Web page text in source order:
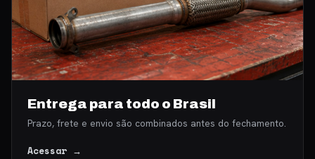
Entrega para todo o Brasil
Prazo, frete e envio são combinados antes do fechamento.
Acessar →